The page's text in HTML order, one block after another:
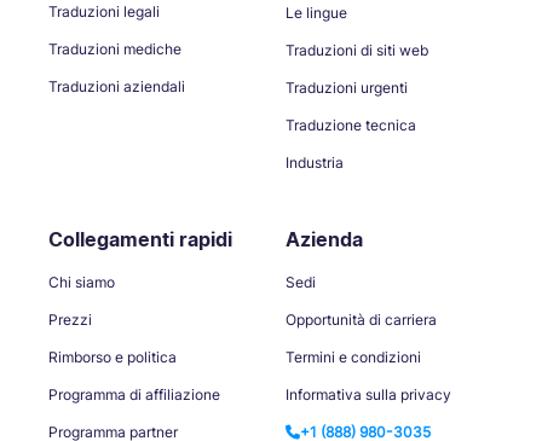
Traduzioni legali
Traduzioni mediche
Traduzioni aziendali
Le lingue
Traduzioni di siti web
Traduzioni urgenti
Traduzione tecnica
Industria
Collegamenti rapidi
Chi siamo
Prezzi
Rimborso e politica
Programma di affiliazione
Programma partner
Azienda
Sedi
Opportunità di carriera
Termini e condizioni
Informativa sulla privacy
+1 (888) 980-3035